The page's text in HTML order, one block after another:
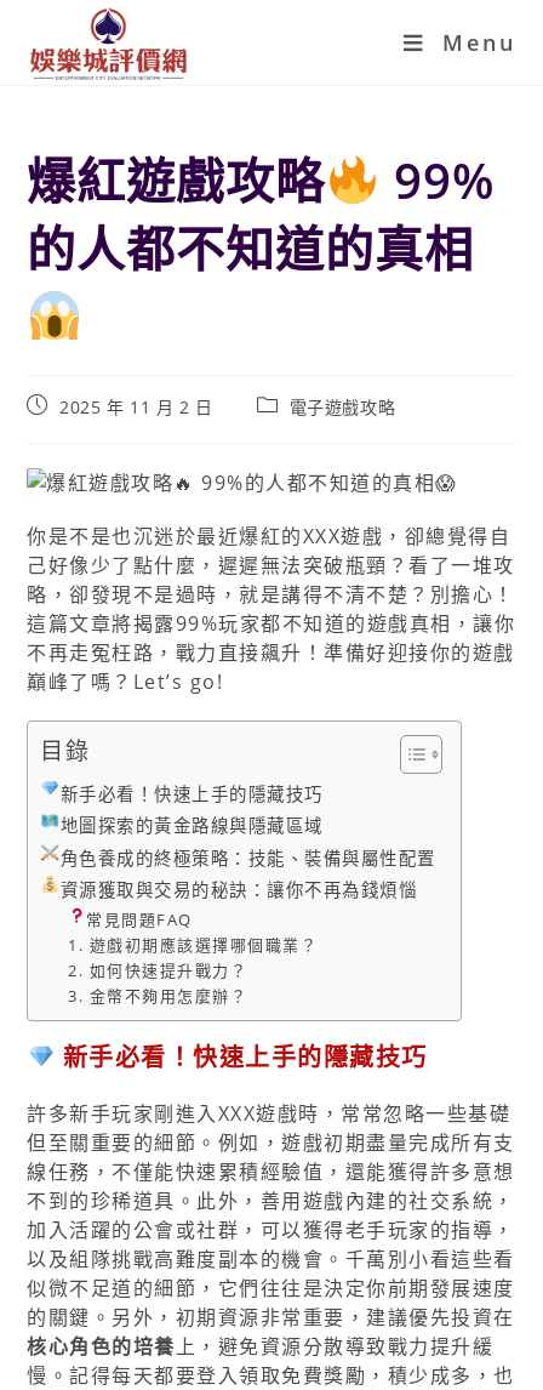
Menu
爆紅遊戲攻略
99%
的人都不知道的真相
2025 年 11 月 2 日 電子遊戲攻略
你是不是也沉迷於最近爆紅的XXX遊戲，卻總覺得自
己好像少了點什麼，遲遲無法突破瓶頸？看了一堆攻
略，卻發現不是過時，就是講得不清不楚？別擔心！
這篇文章將揭露99%玩家都不知道的遊戲真相，讓你
不再走冤枉路，戰力直接飆升！準備好迎接你的遊戲
巔峰了嗎？Let’s go!
目錄
新手必看！快速上手的隱藏技巧
地圖探索的黃金路線與隱藏區域
角色養成的終極策略：技能、裝備與屬性配置
資源獲取與交易的秘訣：讓你不再為錢煩惱
常見問題FAQ
1. 遊戲初期應該選擇哪個職業？
2. 如何快速提升戰力？
3. 金幣不夠用怎麼辦？
新手必看！快速上手的隱藏技巧
許多新手玩家剛進入XXX遊戲時，常常忽略一些基礎
但至關重要的細節。例如，遊戲初期盡量完成所有支
線任務，不僅能快速累積經驗值，還能獲得許多意想
不到的珍稀道具。此外，善用遊戲內建的社交系統，
加入活躍的公會或社群，可以獲得老手玩家的指導，
以及組隊挑戰高難度副本的機會。千萬別小看這些看
似微不足道的細節，它們往往是決定你前期發展速度
的關鍵。另外，初期資源非常重要，建議優先投資在
核心角色的培養上，避免資源分散導致戰力提升緩
慢。記得每天都要登入領取免費獎勵，積少成多，也